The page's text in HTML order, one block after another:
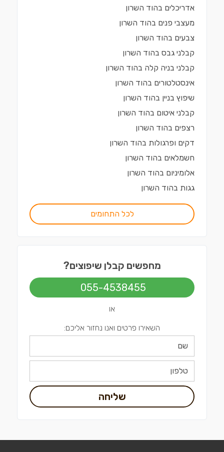
אדריכלים בהוד השרון
מעצבי פנים בהוד השרון
צבעים בהוד השרון
קבלני גבס בהוד השרון
קבלני בניה קלה בהוד השרון
אינסטלטורים בהוד השרון
שיפוץ בניין בהוד השרון
קבלני איטום בהוד השרון
רצפים בהוד השרון
דקים ופרגולות בהוד השרון
חשמלאים בהוד השרון
אלומיניום בהוד השרון
גגות בהוד השרון
לכל התחומים
מחפשים קבלן שיפוצים?
055-4538455
או
השאירו פרטים ואנו נחזור אליכם:
שליחה